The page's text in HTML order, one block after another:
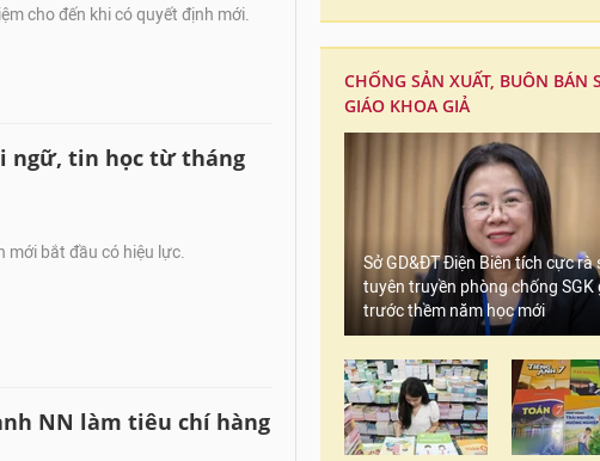
cho đến khi có quyết định mới.
ngữ, tin học từ tháng
mới bắt đầu có hiệu lực.
NN làm tiêu chí hàng
CHỐNG SẢN XUẤT, BUÔN BÁN
GIÁO KHOA GIẢ
Sở GD&ĐT Điện Biên tích cực rà
tuyên truyền phòng chống SGK
trước thềm năm học mới